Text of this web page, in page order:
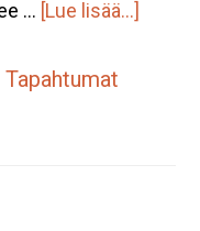
… [Lue lisää...]
Tapahtumat